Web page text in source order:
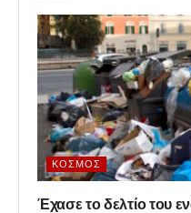
ΚΌΣΜΟΣ
Έχασε το δελτίο του